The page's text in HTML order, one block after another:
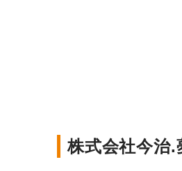
株式会社今治.